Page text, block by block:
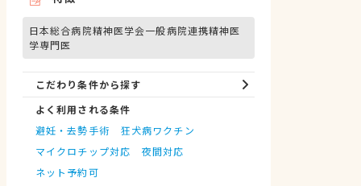
日本総合病院精神医学会一般病院連携精神医
学専門医
こだわり条件から探す
よく利用される条件
避妊・去勢手術
狂犬病ワクチン
マイクロチップ対応
夜間対応
ネット予約可